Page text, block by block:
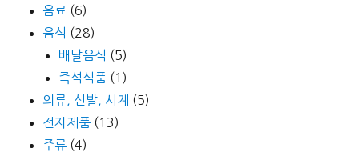
음료 (6)
음식 (28)
배달음식 (5)
즉석식품 (1)
의류, 신발, 시계
(5)
전자제품 (13)
주류 (4)